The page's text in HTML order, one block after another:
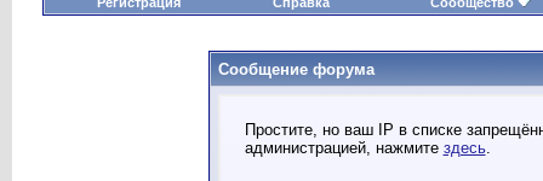
Сообщение форума
Простите, но ваш IP в списке
администрацией, нажмите здесь.